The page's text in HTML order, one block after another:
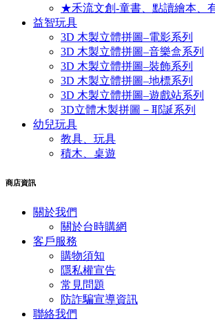
★禾流文創-童書、點讀繪本、
益智玩具
3D 木製立體拼圖–電影系列
3D 木製立體拼圖–音樂盒系列
3D 木製立體拼圖–裝飾系列
3D 木製立體拼圖–地標系列
3D 木製立體拼圖–遊戲站系列
3D立體木製拼圖－耶誕系列
幼兒玩具
教具、玩具
積木、桌遊
商店資訊
關於我們
關於台時購網
客戶服務
購物須知
隱私權宣告
常見問題
​防詐騙宣導資訊
聯絡我們